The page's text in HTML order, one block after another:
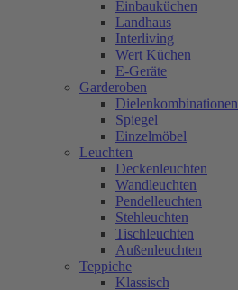
Einbauküchen
Landhaus
Interliving
Wert Küchen
E-Geräte
Garderoben
Dielenkombinationen
Spiegel
Einzelmöbel
Leuchten
Deckenleuchten
Wandleuchten
Pendelleuchten
Stehleuchten
Tischleuchten
Außenleuchten
Teppiche
Klassisch